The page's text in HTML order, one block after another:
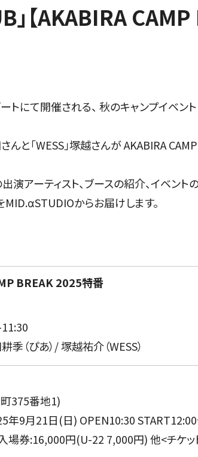
」【AKABIRA
て開催される、 秋のキャンプイベント
んと「WESS」塚越さんが AKABIRA
アーティスト、ブースの紹介、イベント
MID.αSTUDIOからお届けします。
BREAK 2025特番
11:30
（ぴあ）/ 塚越祐介（WESS）
375番地1)
年9月21日(日) OPEN10:30
場券:16,000円(U-22 7,000円) 他<チケ